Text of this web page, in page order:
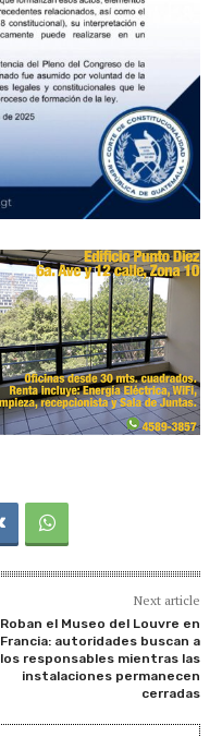
Next article
Roban el Museo del Louvre en
Francia: autoridades buscan a
los responsables mientras las
instalaciones permanecen
cerradas